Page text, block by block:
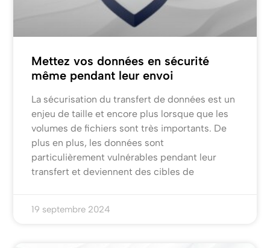
Mettez vos données en sécurité
même pendant leur envoi
La sécurisation du transfert de données est un
enjeu de taille et encore plus lorsque que les
volumes de fichiers sont très importants. De
plus en plus, les données sont
particulièrement vulnérables pendant leur
transfert et deviennent des cibles de
19 septembre 2024